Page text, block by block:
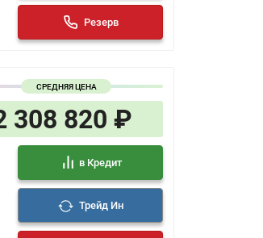
Резерв
СРЕДНЯЯ ЦЕНА
308 820 ₽
в Кредит
Трейд Ин